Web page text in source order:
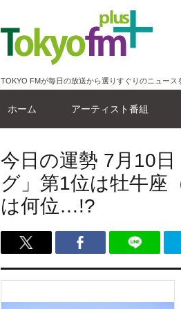
TOKYO FMが毎日の放送から選りすぐりのニュース
ホーム アーティスト番組
今日の運勢 7月10
グ」第1位は牡牛座
は何位…!?